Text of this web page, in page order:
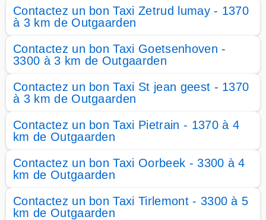
Contactez un bon Taxi Zetrud lumay - 1370
à 3 km de Outgaarden
Contactez un bon Taxi Goetsenhoven -
3300 à 3 km de Outgaarden
Contactez un bon Taxi St jean geest - 1370
à 3 km de Outgaarden
Contactez un bon Taxi Pietrain - 1370 à 4
km de Outgaarden
Contactez un bon Taxi Oorbeek - 3300 à 4
km de Outgaarden
Contactez un bon Taxi Tirlemont - 3300 à 5
km de Outgaarden